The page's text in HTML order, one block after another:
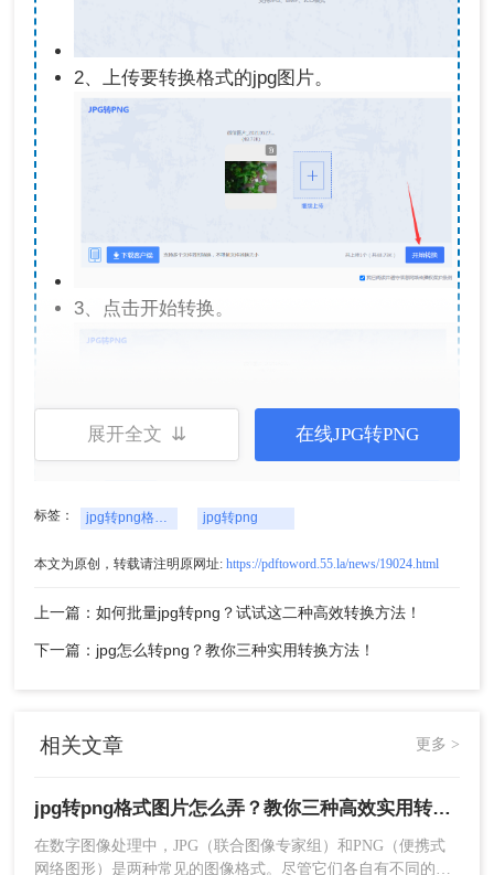
2、上传要转换格式的jpg图片。
3、点击开始转换。
4、转换成功，点击预览查看或者直接下载，
即可。
注意： 对于较大体积或涉及版权的内容，最好优先
考虑桌面软件进行处理，以保证文件的安全性。
大多数现代图片编辑软件，如Adobe Photoshop、
通常具有更高级的功能，允许用户在转换过程中调
整图片的各种属性，如分辨率、颜色模式等，确保
最终输出的质量。
展开全文 ⇊ 在线JPG转PNG
标签： jpg转png格式图片怎么弄 jpg转png
本文为原创，转载请注明原网址: https://pdftoword.55.la/news/19024.html
上一篇：如何批量jpg转png？试试这二种高效转换方法！
下一篇：jpg怎么转png？教你三种实用转换方法！
相关文章 更多 >
jpg转png格式图片怎么弄？教你三种高效实用转换方法！
在数字图像处理中，JPG（联合图像专家组）和PNG（便携式
网络图形）是两种常见的图像格式。尽管它们各自有不同的优